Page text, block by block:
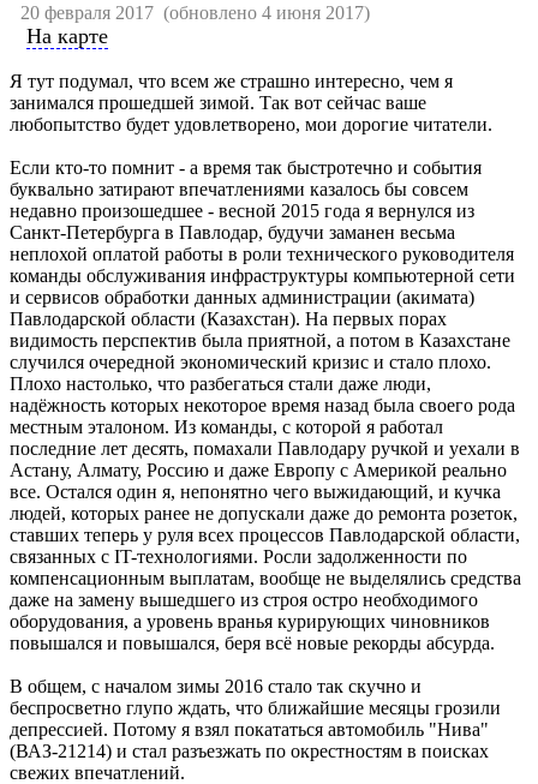
20 февраля 2017(обновлено 4 июня 2017)
На карте
Я тут подумал, что всем же страшно интересно, чем я
занимался прошедшей зимой. Так вот сейчас ваше
любопытство будет удовлетворено, мои дорогие читатели.
Если кто-то помнит - а время так быстротечно и события
буквально затирают впечатлениями казалось бы совсем
недавно произошедшее - весной 2015 года я вернулся из
Санкт-Петербурга в Павлодар, будучи заманен весьма
неплохой оплатой работы в роли технического руководителя
команды обслуживания инфраструктуры компьютерной сети
и сервисов обработки данных администрации (акимата)
Павлодарской области (Казахстан). На первых порах
видимость перспектив была приятной, а потом в Казахстане
случился очередной экономический кризис и стало плохо.
Плохо настолько, что разбегаться стали даже люди,
надёжность которых некоторое время назад была своего рода
местным эталоном. Из команды, с которой я работал
последние лет десять, помахали Павлодару ручкой и уехали в
Астану, Алмату, Россию и даже Европу с Америкой реально
все. Остался один я, непонятно чего выжидающий, и кучка
людей, которых ранее не допускали даже до ремонта розеток,
ставших теперь у руля всех процессов Павлодарской области,
связанных с IT-технологиями. Росли задолженности по
компенсационным выплатам, вообще не выделялись средства
даже на замену вышедшего из строя остро необходимого
оборудования, а уровень вранья курирующих чиновников
повышался и повышался, беря всё новые рекорды абсурда.
В общем, с началом зимы 2016 стало так скучно и
беспросветно глупо ждать, что ближайшие месяцы грозили
депрессией. Потому я взял покататься автомобиль "Нива"
(ВАЗ-21214) и стал разъезжать по окрестностям в поисках
свежих впечатлений.